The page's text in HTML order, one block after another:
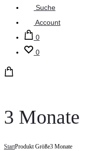
Suche
Account
0
0
3 Monate
StartProdukt Größe3 Monate